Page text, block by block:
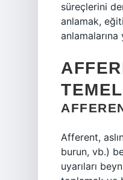
süreçlerini
anlamak,
anlamalarına
Afferent,
burun, vb.)
uyarıları